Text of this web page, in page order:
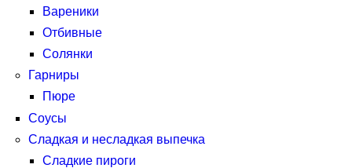
Вареники
Отбивные
Солянки
Гарниры
Пюре
Соусы
Сладкая и несладкая выпечка
Сладкие пироги